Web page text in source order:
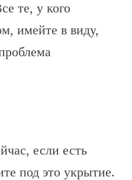
те, у кого
имейте в виду,
если есть
под это укрытие.